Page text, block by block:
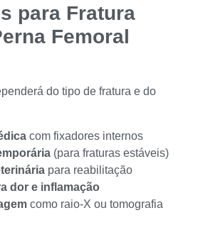
para Fratura
Femoral
do tipo de fratura e do
com fixadores internos
(para fraturas estáveis)
para reabilitação
dor e inflamação
como raio-X ou tomografia